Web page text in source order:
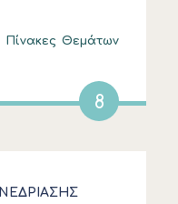
Πίνακες Θεμάτων
8